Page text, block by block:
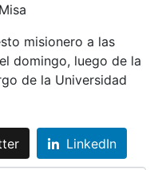
misionero a las
domingo, luego de la
de la Universidad
LinkedIn